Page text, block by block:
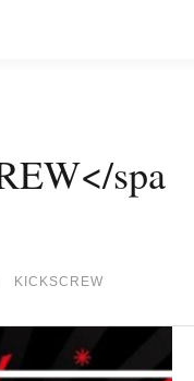
spa
KICKSCREW